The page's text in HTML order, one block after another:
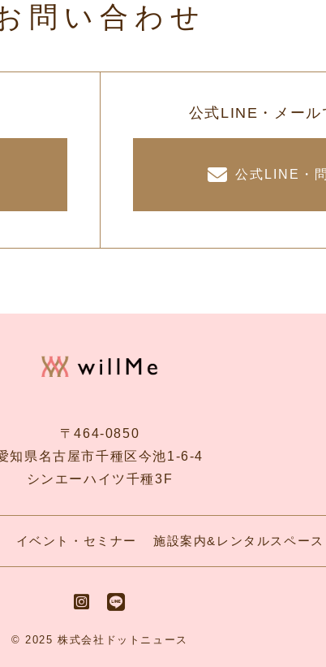
問い合わせ
公式LINE・メール
公式LINE・
〒464-0850
知県名古屋市千種区今池1-6-4
シンエーハイツ千種3F
イベント・セミナー 施設案内&レンタルスペース
© 2025 株式会社ドットニュース